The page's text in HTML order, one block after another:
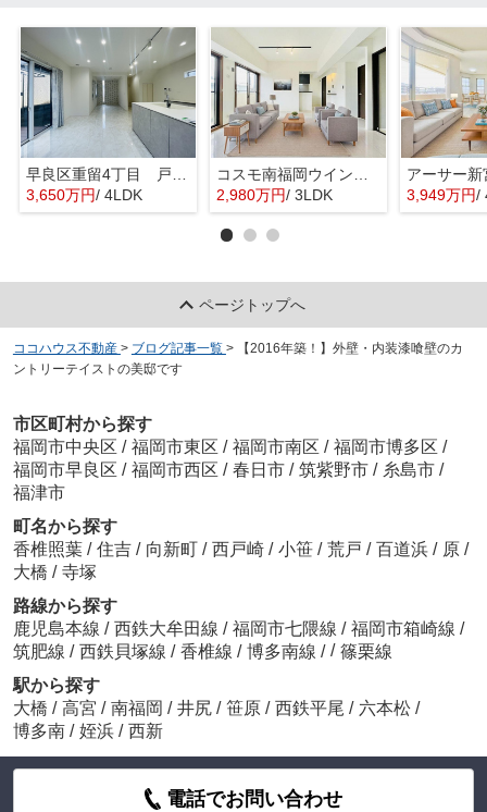
3,650万円/ 4LDK
2,980万円/ 3LDK 3,949万円/
ページトップへ
ココハウス不動産 > ブログ記事一覧 >
【2016年築！】外壁・内装漆喰壁のカ
ントリーテイストの美邸です
市区町村から探す
福岡市中央区 / 福岡市東区 / 福岡市南区 / 福岡市博多区 /
福岡市早良区 / 福岡市西区 / 春日市 / 筑紫野市 / 糸島市 /
福津市
町名から探す
香椎照葉 / 住吉 / 向新町 / 西戸崎 / 小笹 / 荒戸 / 百道浜 / 原 /
大橋 / 寺塚
路線から探す
鹿児島本線 / 西鉄大牟田線 / 福岡市七隈線 / 福岡市箱崎線 /
筑肥線 / 西鉄貝塚線 / 香椎線 / 博多南線 / / 篠栗線
駅から探す
大橋 / 高宮 / 南福岡 / 井尻 / 笹原 / 西鉄平尾 / 六本松 /
博多南 / 姪浜 / 西新
電話でお問い合わせ